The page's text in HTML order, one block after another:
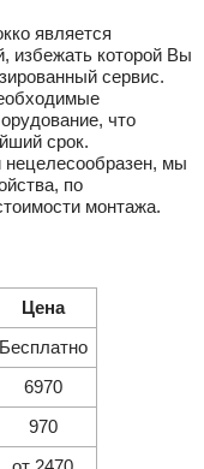
является
избежать которой Вы
сервис.
что
срок.
мы
по
монтажа.
Цена
Бесплатно
6970
970